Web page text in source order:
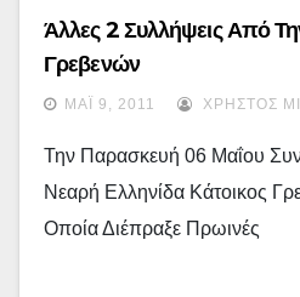
Άλλες 2 Συλλήψεις Από
Γρεβενών
ΜΆΙ 9, 2011 ΧΡΉΣΤΟΣ
Την Παρασκευή 06 Μαΐου
Νεαρή Ελληνίδα Κάτοικος
Οποία Διέπραξε Πρωινές